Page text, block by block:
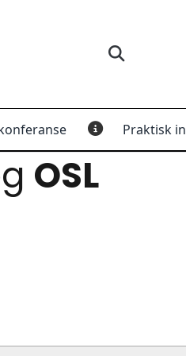
Praktisk
OSL